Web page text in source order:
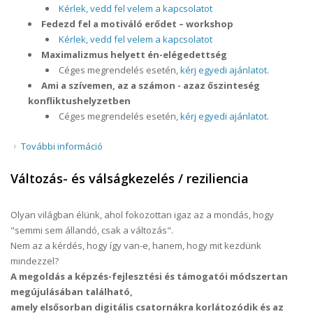
Kérlek, vedd fel velem a kapcsolatot
Fedezd fel a motiváló erődet – workshop
Kérlek, vedd fel velem a kapcsolatot
Maximalizmus helyett én-elégedettség
Céges megrendelés esetén, kérj egyedi ajánlatot.
Ami a szívemen, az a számon - azaz őszinteség
konfliktushelyzetben
Céges megrendelés esetén, kérj egyedi ajánlatot.
További információ
Változás- és válságkezelés / reziliencia
Olyan világban élünk, ahol fokozottan igaz az a mondás, hogy
"semmi sem állandó, csak a változás".
Nem az a kérdés, hogy így van-e, hanem, hogy mit kezdünk
mindezzel?
A megoldás a képzés-fejlesztési és támogatói módszertan
megújulásában található,
amely elsősorban digitális csatornákra korlátozódik és az